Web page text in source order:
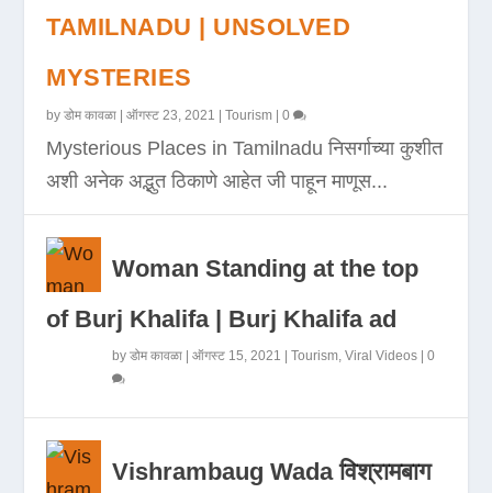
TAMILNADU | UNSOLVED
MYSTERIES
byडोम कावळा |ऑगस्ट 23, 2021 |Tourism |0
Mysterious Places in Tamilnadu निसर्गाच्या कुशीत
अशी अनेक अद्भुत ठिकाणे आहेत जी पाहून माणूस...
Woman Standing at the top
of Burj Khalifa | Burj Khalifa ad
byडोम कावळा |ऑगस्ट 15, 2021 |Tourism ,Viral Videos |0
Vishrambaug Wada विश्रामबाग